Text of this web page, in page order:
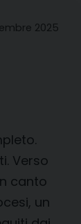
2025
Verso
canto
un